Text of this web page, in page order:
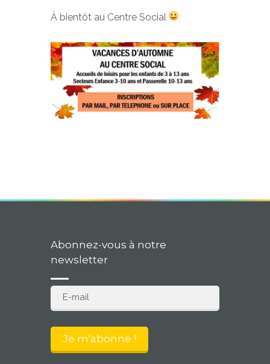
À bientôt au Centre Social
Abonnez-vous à notre
newsletter